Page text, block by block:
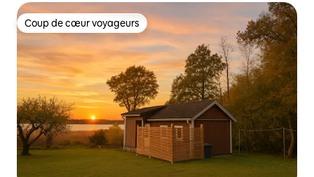
Coup de cœur voyageurs
Coup de cœur voyageurs